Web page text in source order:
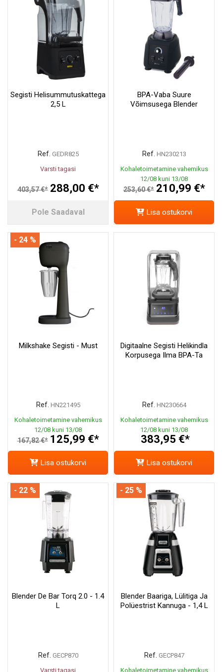
Segisti Helisummutuskattega
2,5 L
Ref. GEDR825
Varsti tagasi
403,57 €* 288,00 €*
Pole Saadaval
BPA-Vaba Suure
Võimsusega Blender
Ref. HN230213
Kohaletoimetamine vahemikus
12/08 kuni 13/08
253,60 €* 210,99 €*
Lisa ostukorvi
Milkshake Segisti - Must
Ref. HN221495
Kohaletoimetamine vahemikus
12/08 kuni 13/08
167,82 €* 125,99 €*
- 24 %
Lisa ostukorvi
Digitaalne Segisti Helikindla
Korpusega Ilma BPA-Ta
Ref. HN230664
Kohaletoimetamine vahemikus
12/08 kuni 13/08
383,95 €*
Lisa ostukorvi
Blender De Bar Torq 2.0 - 1.4
L
Ref. GECP870
Varsti tagasi
- 22 %
Blender Baariga, Lülitiga Ja
Polüestrist Kannuga - 1,4 L
Ref. GECP847
Kohaletoimetamine vahemikus
- 25 %